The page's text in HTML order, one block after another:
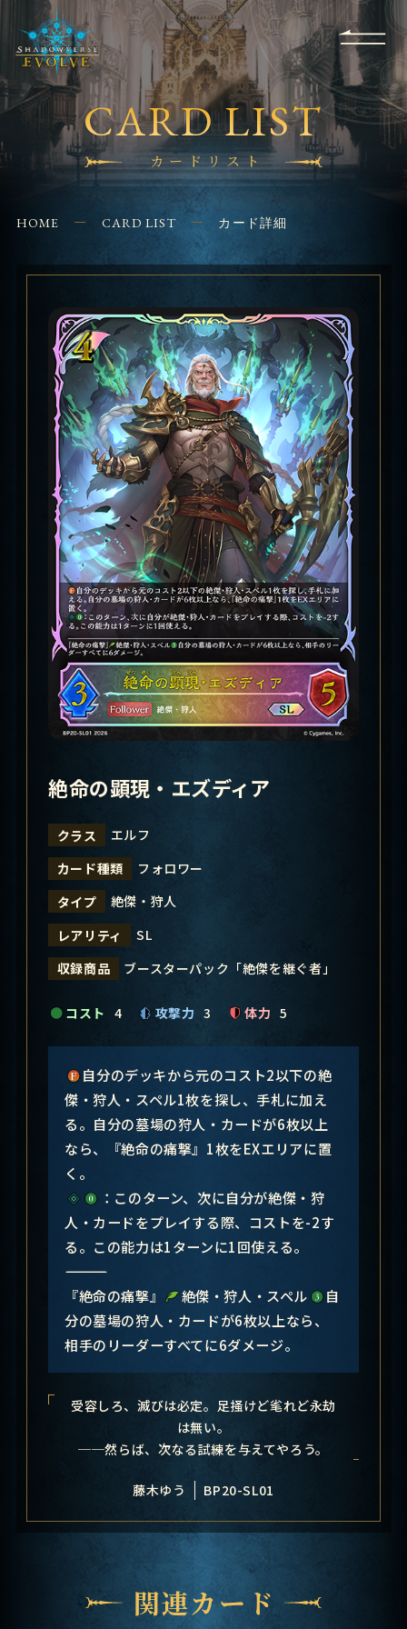
Q&A
EVENT SHOPS
FOR
BEGINNERS
APPLICATION
CONTACT
CARD LIST
カードリスト
HOME CARD LIST カード詳細
絶命の顕現・エズディア
クラス
エルフ
カード種類
フォロワー
タイプ
絶傑・狩人
レアリティ
SL
収録商品
ブースターパック「絶傑を継ぐ者」
コスト 4 攻撃力 3 体力 5
自分のデッキから元のコスト2以下の絶
傑・狩人・スペル1枚を探し、手札に加え
る。自分の墓場の狩人・カードが6枚以上
なら、『絶命の痛撃』1枚をEXエリアに置
く。
：このターン、次に自分が絶傑・狩
人・カードをプレイする際、コストを-2す
る。この能力は1ターンに1回使える。
―――――――――――――――
『絶命の痛撃』
絶傑・狩人・スペル
自
分の墓場の狩人・カードが6枚以上なら、
相手のリーダーすべてに6ダメージ。
受容しろ、滅びは必定。足掻けど毟れど永劫
は無い。
──然らば、次なる試練を与えてやろう。
藤木ゆう BP20-SL01
関連カード